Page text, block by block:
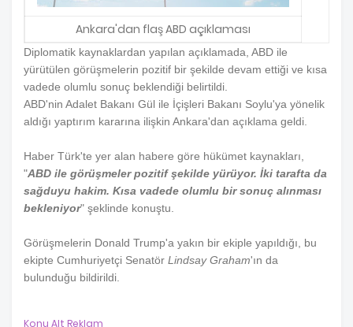
Ankara'dan flaş ABD açıklaması
Diplomatik kaynaklardan yapılan açıklamada, ABD ile
yürütülen görüşmelerin pozitif bir şekilde devam ettiği ve kısa
vadede olumlu sonuç beklendiği belirtildi.
ABD'nin Adalet Bakanı Gül ile İçişleri Bakanı Soylu'ya yönelik
aldığı yaptırım kararına ilişkin Ankara'dan açıklama geldi.
Haber Türk'te yer alan habere göre hükümet kaynakları,
"ABD ile görüşmeler pozitif şekilde yürüyor. İki tarafta da
sağduyu hakim. Kısa vadede olumlu bir sonuç alınması
bekleniyor" şeklinde konuştu.
Görüşmelerin Donald Trump'a yakın bir ekiple yapıldığı, bu
ekipte Cumhuriyetçi Senatör Lindsay Graham'ın da
bulunduğu bildirildi.
Konu Alt Reklam